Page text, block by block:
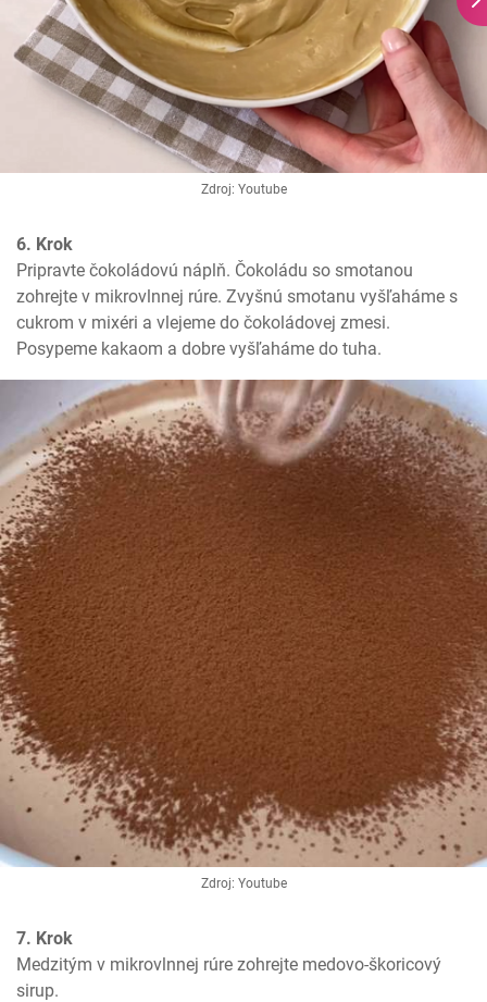
Zdroj: Youtube
6. Krok
Pripravte čokoládovú náplň. Čokoládu so smotanou
zohrejte v mikrovlnnej rúre. Zvyšnú smotanu vyšľaháme s
cukrom v mixéri a vlejeme do čokoládovej zmesi.
Posypeme kakaom a dobre vyšľaháme do tuha.
Zdroj: Youtube
7. Krok
Medzitým v mikrovlnnej rúre zohrejte medovo-škoricový
sirup.